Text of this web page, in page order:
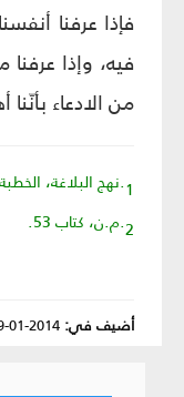
فإذا عرفنا
فيه، وإذا
من الادعاء
1.نهج البلاغة، الخطبة 167.
2.م.ن، كتاب 53.
أضيف في: 2014-01-29